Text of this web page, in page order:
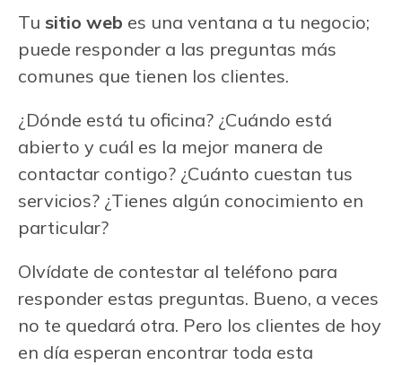
Tu sitio web es una ventana a tu negocio;
puede responder a las preguntas más
comunes que tienen los clientes.
¿Dónde está tu oficina? ¿Cuándo está
abierto y cuál es la mejor manera de
contactar contigo? ¿Cuánto cuestan tus
servicios? ¿Tienes algún conocimiento en
particular?
Olvídate de contestar al teléfono para
responder estas preguntas. Bueno, a veces
no te quedará otra. Pero los clientes de hoy
en día esperan encontrar toda esta